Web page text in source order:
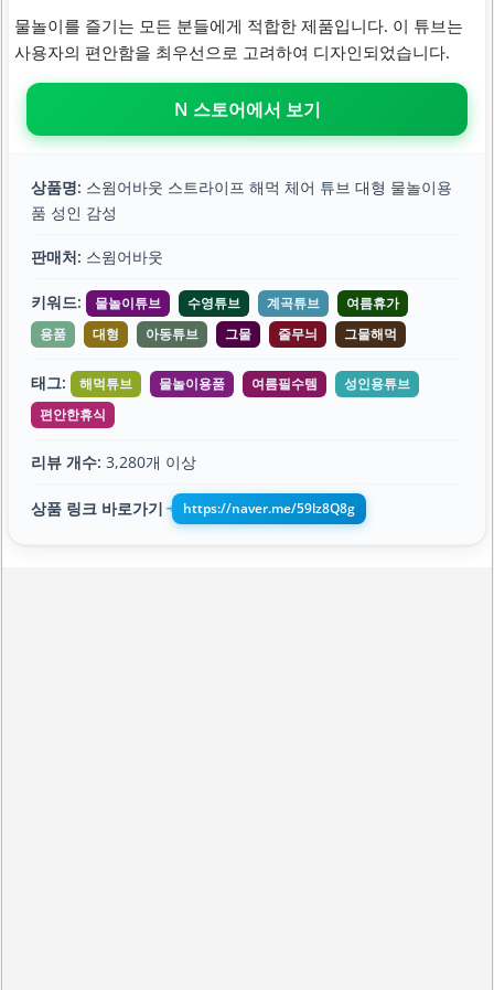
물놀이를 즐기는 모든 분들에게 적합한 제품입니다. 이 튜브는
사용자의 편안함을 최우선으로 고려하여 디자인되었습니다.
N 스토어에서 보기
상품명: 스윔어바웃 스트라이프 해먹 체어 튜브 대형 물놀이용
품 성인 감성
판매처: 스윔어바웃
키워드: 물놀이튜브 수영튜브 계곡튜브
여름휴가
용품
대형 아동튜브 그물 줄무늬 그물해먹
태그: 해먹튜브 물놀이용품 여름필수템
성인용튜브
편안한휴식
리뷰 개수: 3,280개 이상
상품 링크 바로가기 ➔ https://naver.me/59lz8Q8g